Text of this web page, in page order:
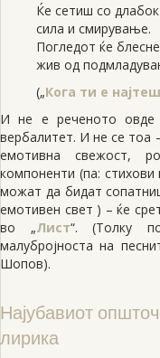
Ќе сетиш со длабок
сила и смирување.
Погледот ќе
жив од
(„Кога ти е
И не е реченото овде
вербалитет. И не се тоа
емотивна свежост,
компоненти (па:
можат да бидат
емотивен свет ) – ќе
во „Лист“. (Толку
малубројноста на
Шопов).
Најубавиот
лирика